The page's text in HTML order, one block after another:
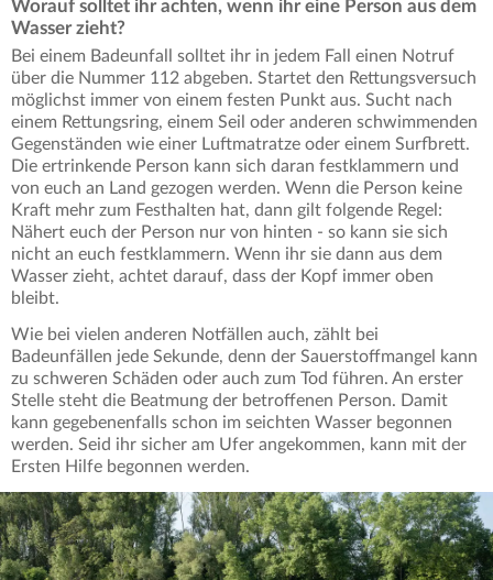
Worauf solltet ihr achten, wenn ihr eine Person aus dem
Wasser zieht?
Bei einem Badeunfall solltet ihr in jedem Fall einen Notruf
über die Nummer 112 abgeben. Startet den Rettungsversuch
möglichst immer von einem festen Punkt aus. Sucht nach
einem Rettungsring, einem Seil oder anderen schwimmenden
Gegenständen wie einer Luftmatratze oder einem Surfbrett.
Die ertrinkende Person kann sich daran festklammern und
von euch an Land gezogen werden. Wenn die Person keine
Kraft mehr zum Festhalten hat, dann gilt folgende Regel:
Nähert euch der Person nur von hinten - so kann sie sich
nicht an euch festklammern. Wenn ihr sie dann aus dem
Wasser zieht, achtet darauf, dass der Kopf immer oben
bleibt.
Wie bei vielen anderen Notfällen auch, zählt bei
Badeunfällen jede Sekunde, denn der Sauerstoffmangel kann
zu schweren Schäden oder auch zum Tod führen. An erster
Stelle steht die Beatmung der betroffenen Person. Damit
kann gegebenenfalls schon im seichten Wasser begonnen
werden. Seid ihr sicher am Ufer angekommen, kann mit der
Ersten Hilfe begonnen werden.